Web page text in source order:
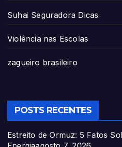
Suhai Seguradora Dicas
Violência nas Escolas
zagueiro brasileiro
POSTS RECENTES
Estreito de Ormuz: 5 Fatos